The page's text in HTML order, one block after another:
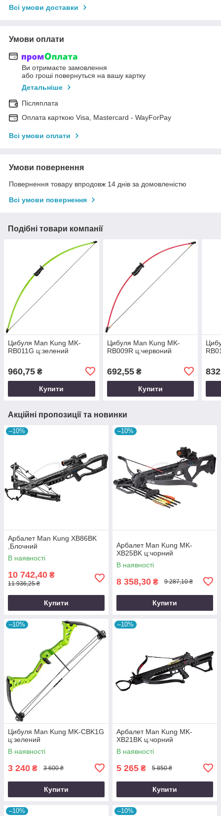
Всі умови доставки
Умови оплати
Ви отримаєте замовлення
або гроші повернуться на вашу картку
Детальніше
Післяплата
Оплата карткою Visa, Mastercard - WayForPay
Всі умови оплати
Умови повернення
Повернення товару впродовж 14 днів за домовленістю
Всі умови повернення
Подібні товари компанії
Цибуля Man Kung MK-
RB011G ц:зелений
960,75 ₴
Купити
Цибуля Man Kung MK-
RB009R ц:червоний
692,55₴
Купити
Акційні пропозиції та новинки
–10%
Арбалет Man Kung XB86BK
,Блочний
В наявності
10 742,40 ₴
11 936,25 ₴
Купити
–10%
Арбалет Man Kung MK-
XB25BK ц:чорний
В наявності
8 358,30 ₴ 9 287,10 ₴
Купити
–10%
Цибуля Man Kung MK-CBK1G
ц:зелений
В наявності
3 240 ₴ 3 600 ₴
Купити
–10%
Арбалет Man Kung MK-
XB21BK ц:чорний
В наявності
5 265 ₴ 5 850 ₴
Купити
–10% –10%